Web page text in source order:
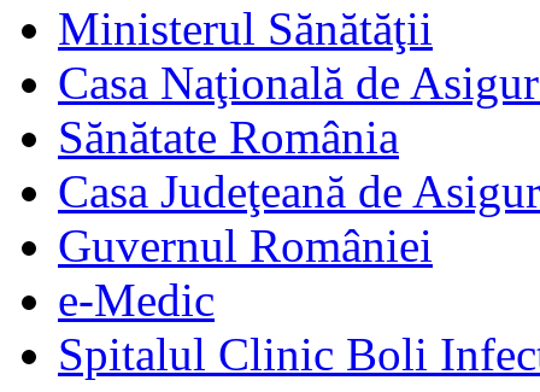
Ministerul Sănătăţii
Casa Naţională de
Sănătate România
Casa Judeţeană de
Guvernul României
e-Medic
Spitalul Clinic Boli